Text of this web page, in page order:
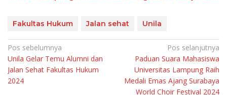
Fakultas Hukum
Jalan sehat Unila
Navigasi
pos
Pos sebelumnya
Unila Gelar Temu Alumni dan
Jalan Sehat Fakultas Hukum
2024
Pos selanjutnya
Paduan Suara Mahasiswa
Universitas Lampung Raih
Medali Emas Ajang Surabaya
World Choir Festival 2024